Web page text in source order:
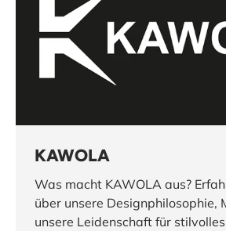
KAWOLA
Was macht KAWOLA aus?
über unsere Designphilosophie,
unsere Leidenschaft für